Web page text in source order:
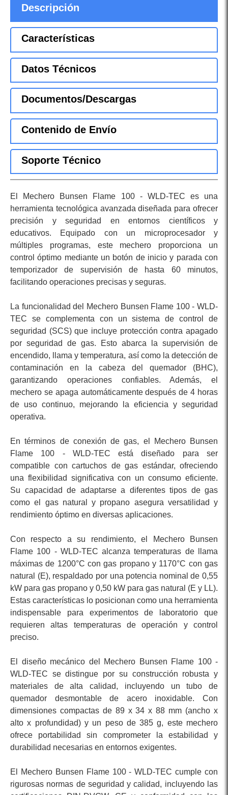
Descripción
Características
Datos Técnicos
Documentos/Descargas
Contenido de Envío
Soporte Técnico
El Mechero Bunsen Flame 100 - WLD-TEC es una
herramienta tecnológica avanzada diseñada para ofrecer
precisión y seguridad en entornos científicos y
educativos. Equipado con un microprocesador y
múltiples programas, este mechero proporciona un
control óptimo mediante un botón de inicio y parada con
temporizador de supervisión de hasta 60 minutos,
facilitando operaciones precisas y seguras.
La funcionalidad del Mechero Bunsen Flame 100 - WLD-
TEC se complementa con un sistema de control de
seguridad (SCS) que incluye protección contra apagado
por seguridad de gas. Esto abarca la supervisión de
encendido, llama y temperatura, así como la detección de
contaminación en la cabeza del quemador (BHC),
garantizando operaciones confiables. Además, el
mechero se apaga automáticamente después de 4 horas
de uso continuo, mejorando la eficiencia y seguridad
operativa.
En términos de conexión de gas, el Mechero Bunsen
Flame 100 - WLD-TEC está diseñado para ser
compatible con cartuchos de gas estándar, ofreciendo
una flexibilidad significativa con un consumo eficiente.
Su capacidad de adaptarse a diferentes tipos de gas
como el gas natural y propano asegura versatilidad y
rendimiento óptimo en diversas aplicaciones.
Con respecto a su rendimiento, el Mechero Bunsen
Flame 100 - WLD-TEC alcanza temperaturas de llama
máximas de 1200°C con gas propano y 1170°C con gas
natural (E), respaldado por una potencia nominal de 0,55
kW para gas propano y 0,50 kW para gas natural (E y LL).
Estas características lo posicionan como una herramienta
indispensable para experimentos de laboratorio que
requieren altas temperaturas de operación y control
preciso.
El diseño mecánico del Mechero Bunsen Flame 100 -
WLD-TEC se distingue por su construcción robusta y
materiales de alta calidad, incluyendo un tubo de
quemador desmontable de acero inoxidable. Con
dimensiones compactas de 89 x 34 x 88 mm (ancho x
alto x profundidad) y un peso de 385 g, este mechero
ofrece portabilidad sin comprometer la estabilidad y
durabilidad necesarias en entornos exigentes.
El Mechero Bunsen Flame 100 - WLD-TEC cumple con
rigurosas normas de seguridad y calidad, incluyendo las